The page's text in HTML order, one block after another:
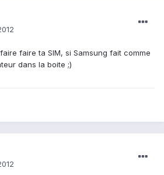
faire ta SIM, si Samsung fait comme
dans la boite ;)